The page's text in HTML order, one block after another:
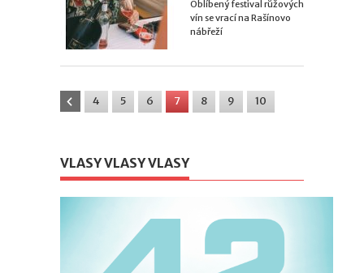
Oblíbený festival růžových
vín se vrací na Rašínovo
nábřeží
4 5 6 7 8 9 10
VLASY VLASY VLASY